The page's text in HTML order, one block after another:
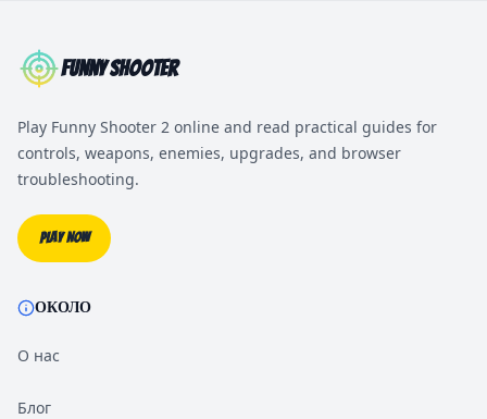
Funny Shooter
Play Funny Shooter 2 online and read practical guides for
controls, weapons, enemies, upgrades, and browser
troubleshooting.
Play Now
ОКОЛО
О нас
Блог